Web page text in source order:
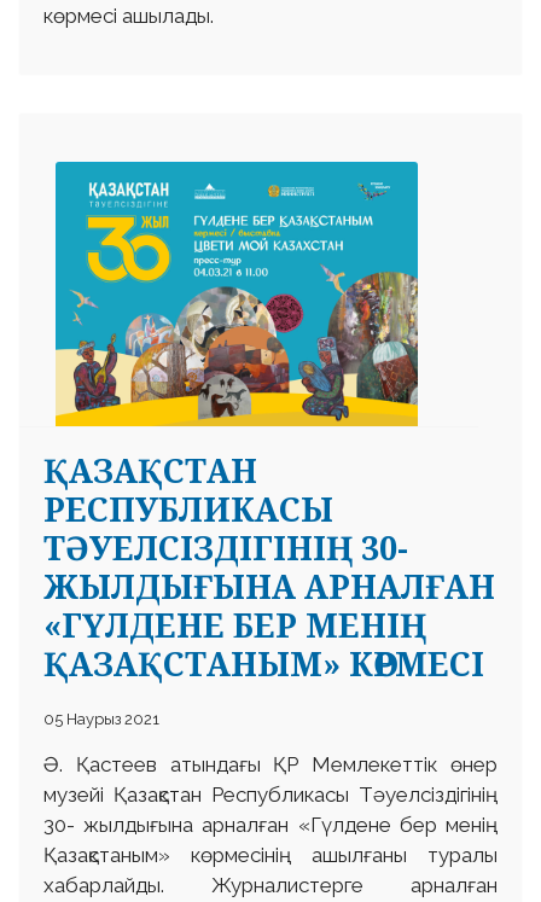
көрмесі ашылады.
ҚАЗАҚСТАН
РЕСПУБЛИКАСЫ
ТӘУЕЛСІЗДІГІНІҢ 30-
ЖЫЛДЫҒЫНА АРНАЛҒАН
«ГҮЛДЕНЕ БЕР МЕНІҢ
ҚАЗАҚСТАНЫМ» КӨРМЕСІ
05 Наурыз 2021
Ә. Қастеев атындағы ҚР Мемлекеттік өнер
музейі Қазақстан Республикасы Тәуелсіздігінің
30- жылдығына арналған «Гүлдене бер менің
Қазақстаным» көрмесінің ашылғаны туралы
хабарлайды. Журналистерге арналған